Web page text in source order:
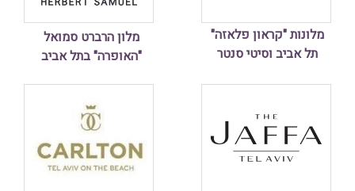
מלון הרברט סמואל
"האופרה" בתל אביב
מלונות "קראון פלאזה"
תל אביב וסיטי סנטר